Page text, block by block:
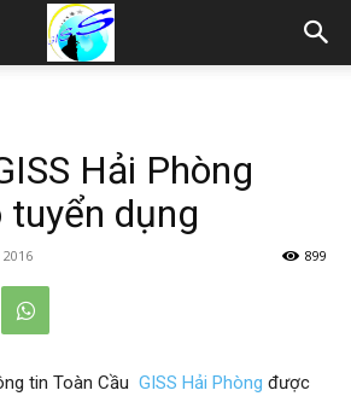
Hải Phòng
dụng
899
tin Toàn Cầu GISS Hải Phòng được